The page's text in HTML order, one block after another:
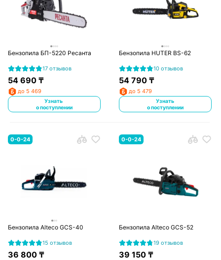
Бензопила БП-5220 Ресанта
17 отзывов
54 690₸
до 5 469
Узнать
о поступлении
Бензопила HUTER BS-62
10 отзывов
54 790 ₸
до 5 479
Узнать
о поступлении
0-0-24
Бензопила Alteco GCS-40
15 отзывов
36 800₸
0-0-24
Бензопила Alteco GCS-52
19 отзывов
39 150 ₸